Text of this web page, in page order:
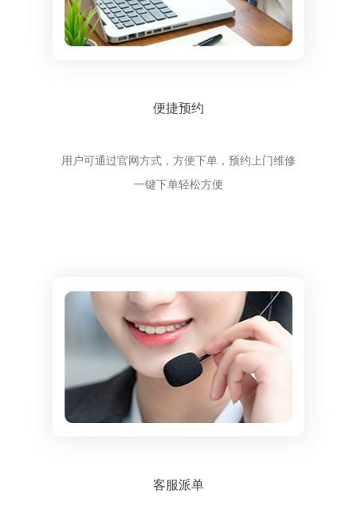
便捷预约
用户可通过官网方式，方便下单，预约上门维修
一键下单轻松方便
客服派单